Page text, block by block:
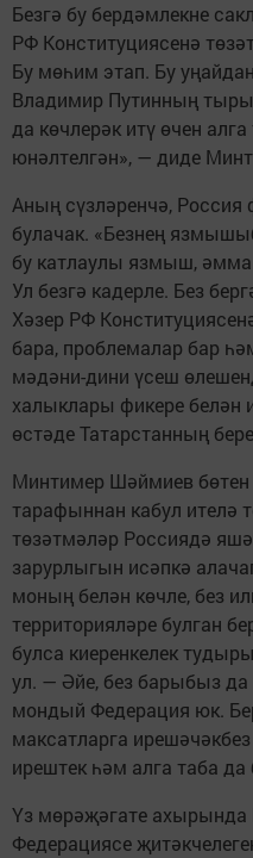
Безгә бу бердәмлекне
РФ Конституциясенә
Бу мөһим этап. Бу
Владимир Путинның
да көчлерәк итү өчен
юнәлтелгән», — диде
Аның сүзләренчә,
булачак. «Безнең
бу катлаулы язмыш, әмма
Ул безгә кадерле. Без
Хәзер РФ
бара, проблемалар бар
мәдәни-дини үсеш
халыклары фикере
өстәде Татарстанның
Минтимер Шәймиев
тарафыннан кабул ителә
төзәтмәләр Россиядә
зарурлыгын исәпкә
моның белән көчле, без
территорияләре булган
булса киеренкелек
ул. — Әйе, без барыбыз
мондый Федерация юк.
максатларга
ирештек һәм алга таба
Үз мөрәҗәгате
Федерациясе